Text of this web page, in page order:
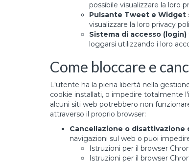
possibile visualizzare la loro
Pulsante Tweet e
visualizzare la loro privacy
Sistema di accesso
loggarsi utilizzando i loro
Come bloccare e
L'utente ha la piena libertà nella
cookie installati, o impedire totalmente
alcuni siti web potrebbero non
attraverso il proprio browser:
Cancellazione o disattivazione
navigazioni sul web o puoi
Istruzioni per il browser
Istruzioni per il browser